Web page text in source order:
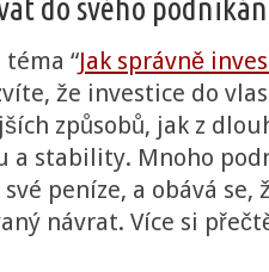
do svého
“Jak správně
že investice do
způsobů, jak z
a stability. Mnoho
peníze, a obává se,
návrat. Více si